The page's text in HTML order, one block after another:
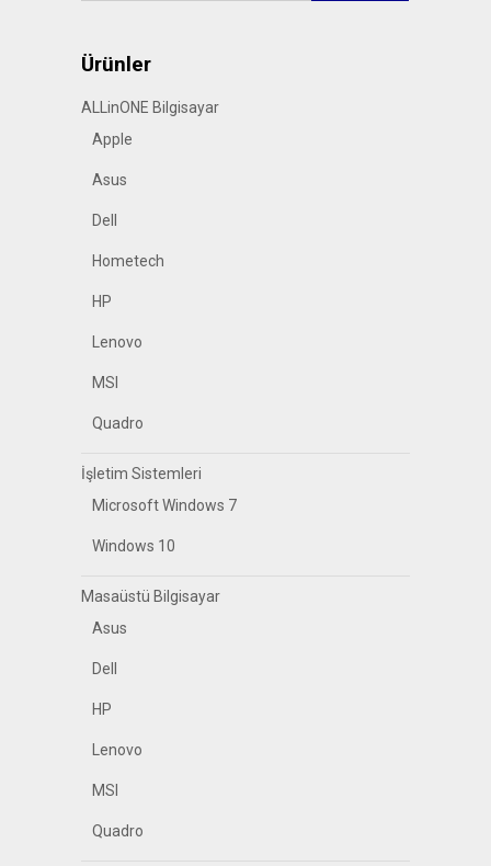
Ürünler
ALLinONE Bilgisayar
Apple
Asus
Dell
Hometech
HP
Lenovo
MSI
Quadro
İşletim Sistemleri
Microsoft Windows 7
Windows 10
Masaüstü Bilgisayar
Asus
Dell
HP
Lenovo
MSI
Quadro